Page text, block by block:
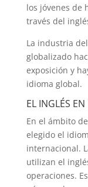
los jóvenes de
través del
La industria
globalizado
exposición y
idioma global.
EL INGLÉS
En el ámbito
elegido el
internacional.
utilizan el
operaciones.